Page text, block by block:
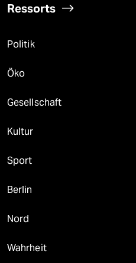
Ressorts
Politik
Öko
Gesellschaft
Kultur
Sport
Berlin
Nord
Wahrheit